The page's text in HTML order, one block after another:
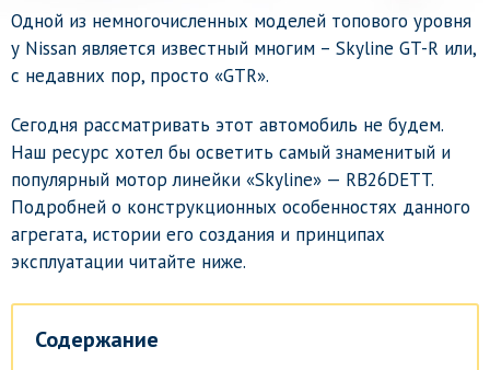
Одной из немногочисленных моделей топового уровня
у Nissan является известный многим – Skyline GT-R или,
с недавних пор, просто «GTR».
Сегодня рассматривать этот автомобиль не будем.
Наш ресурс хотел бы осветить самый знаменитый и
популярный мотор линейки «Skyline» — RB26DETT.
Подробней о конструкционных особенностях данного
агрегата, истории его создания и принципах
эксплуатации читайте ниже.
Содержание